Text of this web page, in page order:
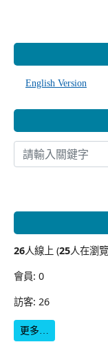
English Version
26人線上 (25人在瀏覽
會員: 0
訪客: 26
更多…